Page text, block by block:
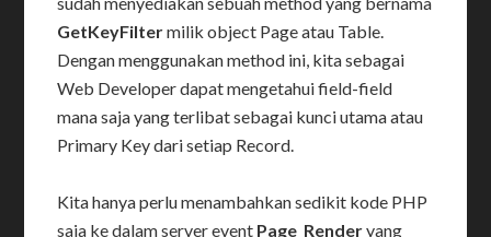
GetKeyFiltermilik object Page atau Table.
Dengan menggunakan method ini, kita sebagai
Web Developer dapat mengetahui field-field
mana saja yang terlibat sebagai kunci utama atau
Primary Key dari setiap Record.
Kita hanya perlu menambahkan sedikit kode PHP
saja ke dalam server event Page_Renderyang